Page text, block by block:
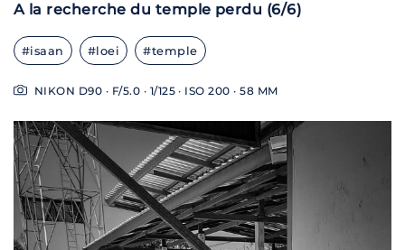
A la recherche du temple perdu (6/6)
#isaan #loei #temple
NIKON D90 · F/5.0 · 1/125 · ISO 200 · 58 MM